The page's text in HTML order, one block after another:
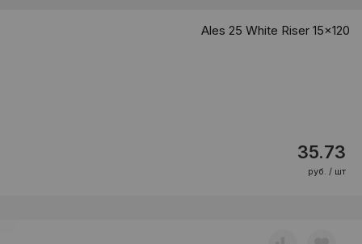
Ales 25 White Riser 15x120
35.73
руб. / шт